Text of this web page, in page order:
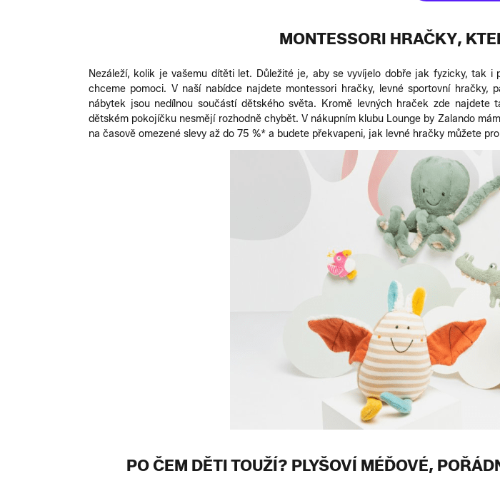
MONTESSORI HRAČKY,
Nezáleží, kolik je vašemu dítěti let. Důležité je, aby se vyvíjelo dobře jak fyzicky,
chceme pomoci. V naší nabídce najdete montessori hračky, levné sportovní hračky,
nábytek jsou nedílnou součástí dětského světa. Kromě levných hraček zde
dětském pokojíčku nesmějí rozhodně chybět. V nákupním klubu Lounge by Zalando
na časově omezené slevy až do 75 %* a budete překvapeni, jak levné hračky můžete
PO ČEM DĚTI TOUŽÍ? PLYŠOVÍ MÉĎOVÉ,